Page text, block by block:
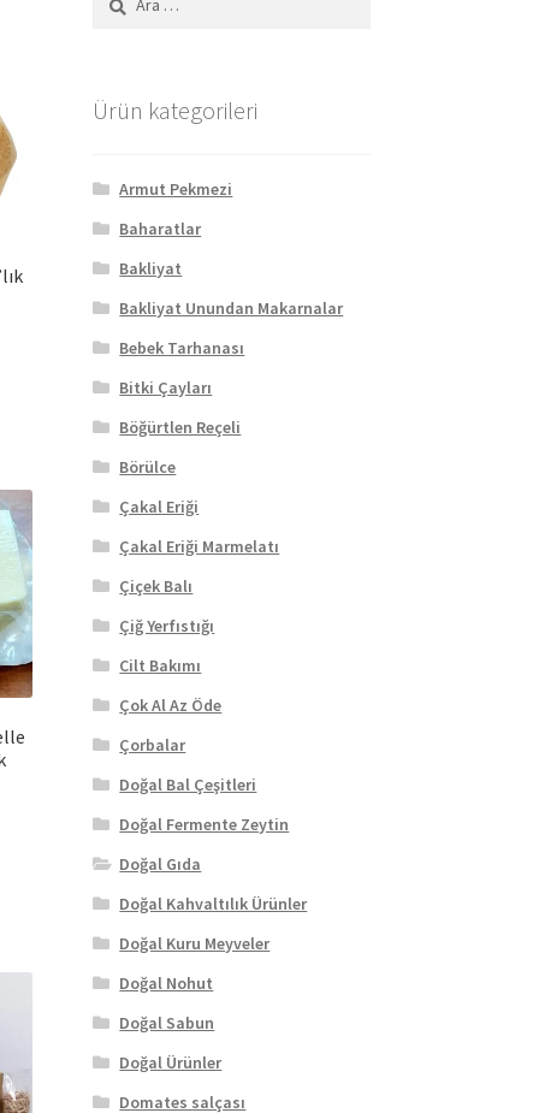
Ürün kategorileri
Armut Pekmezi
Baharatlar
Bakliyat
Bakliyat Unundan Makarnalar
Bebek Tarhanası
Bitki Çayları
Böğürtlen Reçeli
Börülce
Çakal Eriği
Çakal Eriği Marmelatı
Çiçek Balı
Çiğ Yerfıstığı
Cilt Bakımı
Çok Al Az Öde
Çorbalar
Doğal Bal Çeşitleri
Doğal Fermente Zeytin
Doğal Gıda
Doğal Kahvaltılık Ürünler
Doğal Kuru Meyveler
Doğal Nohut
Doğal Sabun
Doğal Ürünler
Domates salçası